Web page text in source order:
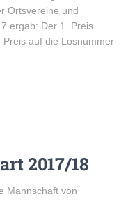
Ortsvereine und
ergab: Der 1. Preis
auf die Losnummer
2017/18
Mannschaft von